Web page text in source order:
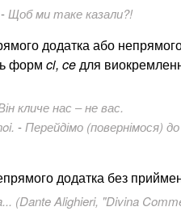
-Щоб ми таке казали?!
додатка або
форм ci, ceдля
кличе нас ‒ не вас.
-Перейдімо (повернімося)
додатка без
(Dante Alighieri, "Divina